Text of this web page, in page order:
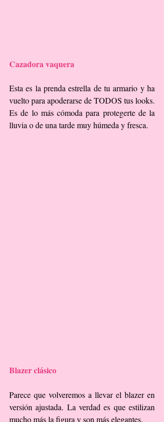
Cazadora vaquera
Esta es la prenda estrella de tu armario y ha
vuelto para apoderarse de TODOS tus looks.
Es de lo más cómoda para protegerte de la
lluvia o de una tarde muy húmeda y fresca.
Blazer clásico
Parece que volveremos a llevar el blazer en
versión ajustada. La verdad es que estilizan
mucho más la figura y son más elegantes.